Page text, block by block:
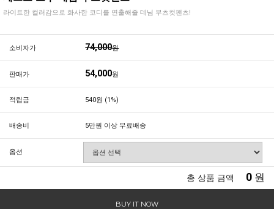
라이트한 컬러감으로 화사한 코디를 연출해줄 데님 부츠컷팬츠!
소비자가 74,000원
판매가 54,000원
적립금 540원 (1%)
배송비 5만원 이상 무료배송
옵션
총 상품 금액 0 원
BUY IT NOW